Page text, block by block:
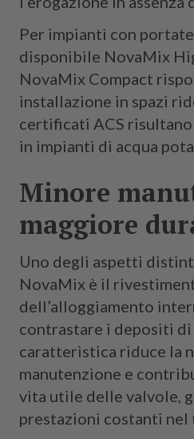
Per impianti con
disponibile NovaMix
NovaMix Compact
installazione in spazi
certificati ACS
in impianti di acqua
Minore
maggiore
Uno degli aspetti
NovaMix è il
dell’alloggiamento
contrastare i depositi di
caratteristica riduce la
manutenzione e
vita utile delle valvole,
prestazioni costanti nel